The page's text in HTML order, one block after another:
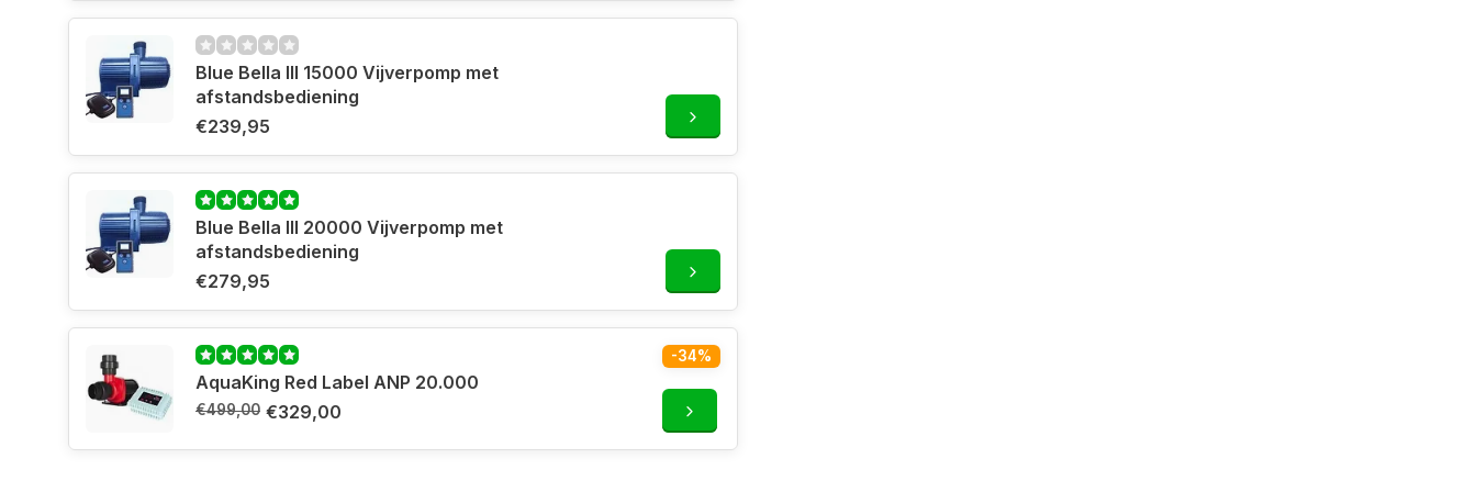
Blue Bella III 15000 Vijverpomp met
afstandsbediening
€239,95
Blue Bella III 20000 Vijverpomp met
afstandsbediening
€279,95
AquaKing Red Label ANP 20.000
€499,00 €329,00
-34%